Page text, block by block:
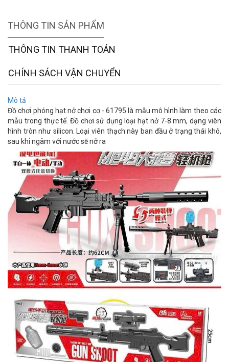
THÔNG TIN SẢN PHẨM
THÔNG TIN THANH TOÁN
CHÍNH SÁCH VẬN CHUYỂN
Mô tả
Đồ chơi phóng hạt nở chơi cơ - 61795 là mẫu mô hình làm theo các
mẫu trong thực tế. Đồ chơi sử dụng loại hạt nở 7-8 mm, dạng viên
hình tròn như silicon. Loại viên thạch này ban đầu ở trạng thái khô,
sau khi ngâm với nước sẽ nở ra